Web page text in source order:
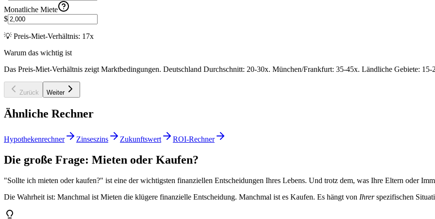
Monatliche Miete
$
💡 Preis-Miet-Verhältnis: 17x
Warum das wichtig ist
Das Preis-Miet-Verhältnis zeigt Marktbedingungen. Deutschland Durchschnitt: 20-30x. München/Frankfurt: 35-45x. Ländliche Gebiete: 15-
Zurück Weiter
Ähnliche Rechner
Hypothekenrechner Zinseszins Zukunftswert ROI-Rechner
Die große Frage: Mieten oder Kaufen?
"Sollte ich mieten oder kaufen?" ist eine der wichtigsten finanziellen Entscheidungen Ihres Lebens. Und trotz dem, was Ihre Eltern oder
Die Wahrheit ist: Manchmal ist Mieten die klügere finanzielle Entscheidung. Manchmal ist es Kaufen. Es hängt von Ihrerspezifischen